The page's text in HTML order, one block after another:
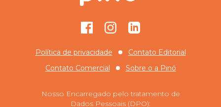
FacebookInstagramGitHub
Política de privacidade
Contato Editorial
Contato Comercial
Sobre o a Pinó
Nosso Encarregado pelo tratamento de
Dados Pessoais (DPO):